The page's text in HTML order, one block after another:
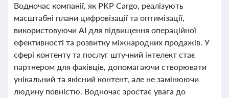
Водночас компанії, як PKP Cargo, реалізують
масштабні плани цифровізації та оптимізації,
використовуючи AI для підвищення операційної
ефективності та розвитку міжнародних продажів. У
сфері контенту та послуг штучний інтелект стає
партнером для фахівців, допомагаючи створювати
унікальний та якісний контент, але не замінюючи
людину повністю. Водночас зростає увага до